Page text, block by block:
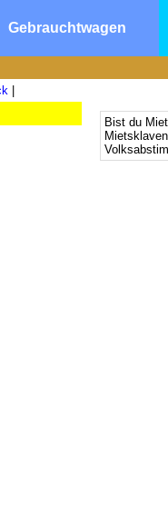
Gebrauchtwagen
Bist du
Mietsklaven